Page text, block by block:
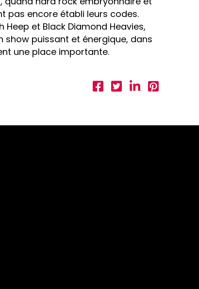
pas encore établi leurs codes.
Heep et Black Diamond Heavies,
show puissant et énergique, dans
une place importante.